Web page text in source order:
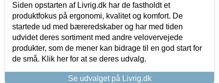
Siden opstarten af Livrig.dk har de fastholdt et
produktfokus på ergonomi, kvalitet og komfort. De
startede ud med bæreredskaber og har med tiden
udvidet deres sortiment med andre velovervejede
produkter, som de mener kan bidrage til en god start for
de små. Klik her for at se deres udvalg.
Se udvalget på Livrig.dk